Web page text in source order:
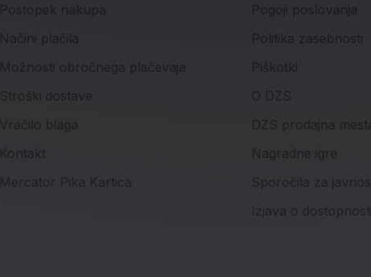
Postopek nakupa
Načini plačila
Možnosti obročnega plačevaja
Stroški dostave
Vračilo blaga
Kontakt
Mercator Pika Kartica
Pogoji poslovanja
Politika zasebnosti
Piškotki
O DZS
DZS prodajna
Nagradne igre
Sporočila za
Izjava o dostopnosti